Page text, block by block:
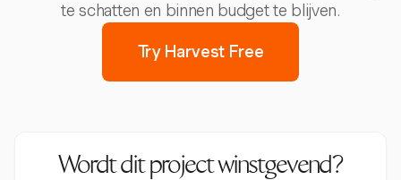
te schatten en binnen budget te blijven.
Try Harvest Free
Wordt dit project winstgevend?